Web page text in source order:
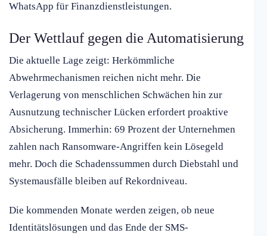
WhatsApp für Finanzdienstleistungen.
Der Wettlauf gegen die Automatisierung
Die aktuelle Lage zeigt: Herkömmliche
Abwehrmechanismen reichen nicht mehr. Die
Verlagerung von menschlichen Schwächen hin zur
Ausnutzung technischer Lücken erfordert proaktive
Absicherung. Immerhin: 69 Prozent der Unternehmen
zahlen nach Ransomware-Angriffen kein Lösegeld
mehr. Doch die Schadenssummen durch Diebstahl und
Systemausfälle bleiben auf Rekordniveau.
Die kommenden Monate werden zeigen, ob neue
Identitätslösungen und das Ende der SMS-